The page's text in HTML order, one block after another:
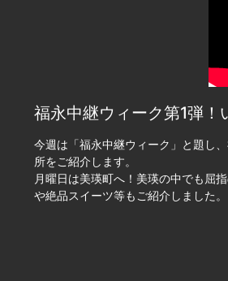
福永中継ウィーク第1弾
今週は「福永中継ウィーク」と題し
所をご紹介します。
月曜日は美瑛町へ！美瑛の中でも屈
や絶品スイーツ等もご紹介しました。